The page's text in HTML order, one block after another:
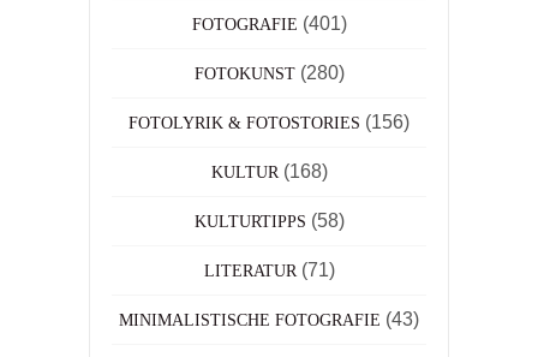
FOTOGRAFIE (401)
FOTOKUNST(280)
FOTOLYRIK & FOTOSTORIES (156)
KULTUR (168)
KULTURTIPPS (58)
LITERATUR (71)
MINIMALISTISCHE FOTOGRAFIE (43)